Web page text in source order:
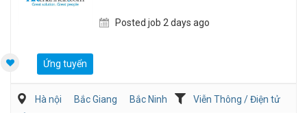
Posted job 2 days ago
Ứng tuyển
Hà nội Bắc Giang Bắc Ninh
Viễn Thông / Điện tử